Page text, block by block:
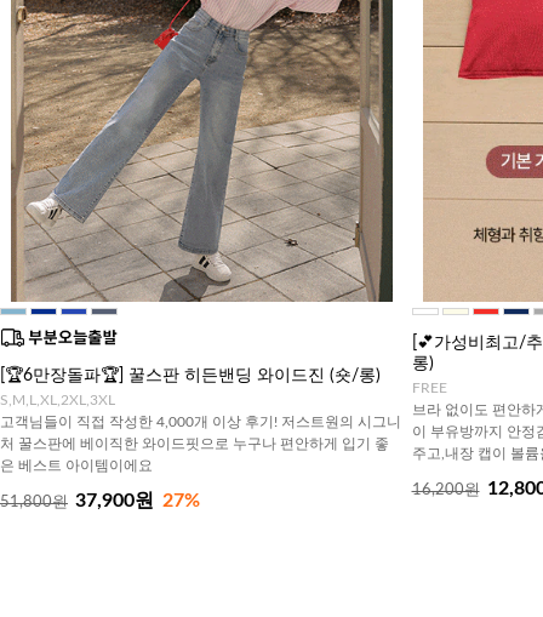
[🏆6만장돌파🏆] 꿀스판 히든밴딩 와이드진 (숏/롱)
S,M,L,XL,2XL,3XL
고객님들이 직접 작성한 4,000개 이상 후기! 저스트원의 시그니
처 꿀스판에 베이직한 와이드핏으로 누구나 편안하게 입기 좋
은 베스트 아이템이에요
51,800원 37,900원 27%
[💕가성비최고/
롱)
FREE
브라 없이도 편안하
이 부유방까지 안정
주고,내장 캡이 볼
16,200원